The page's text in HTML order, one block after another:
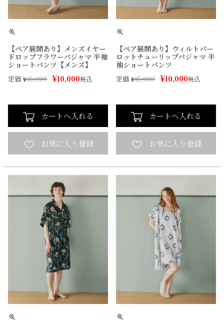
【ペア展開あり】メンズイヤー
ドロップフラワーパジャマ 半袖
ショートパンツ【メンズ】
定価 ¥15,000 ¥10,000税込
カートへ入れる
【ペア展開あり】ウィルトパー
ロットチューリップパジャマ 半
袖ショートパンツ
定価 ¥15,000 ¥10,000税込
カートへ入れる